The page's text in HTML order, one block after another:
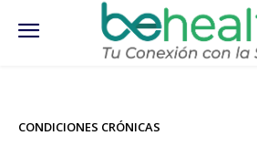
CONDICIONES CRÓNICAS